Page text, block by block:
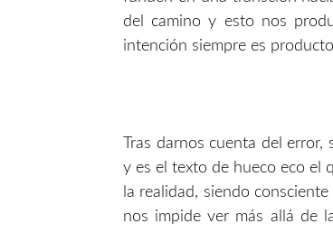
del camino y esto nos
intención siempre es
Tras darnos cuenta del
y es el texto de hueco eco el
la realidad, siendo
nos impide ver más allá de